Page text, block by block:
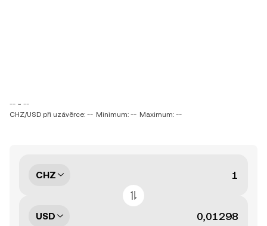
-- ~ --
CHZ/USD při uzávěrce: -- Minimum: -- Maximum: --
CHZ
USD